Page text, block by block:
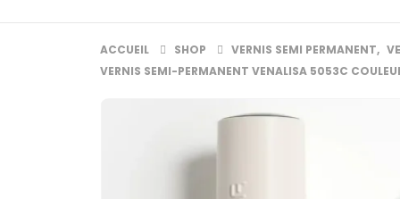
ACCUEIL SHOP VERNIS SEMI PERMANENT,
VERNIS SEMI-PERMANENT VENALISA 5053C